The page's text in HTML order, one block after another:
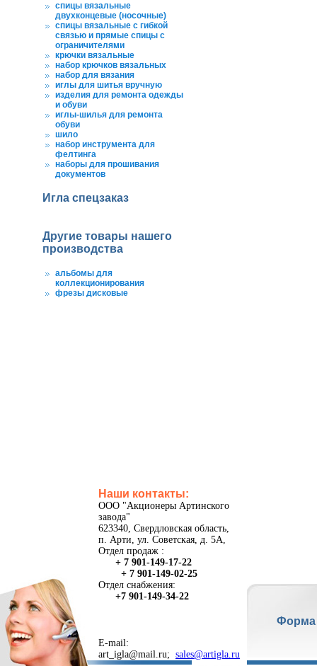
спицы вязальные
двухконцевые (носочные)
спицы вязальные с гибкой
связью и прямые спицы с
ограничителями
крючки вязальные
набор крючков вязальных
набор для вязания
иглы для шитья вручную
изделия для ремонта одежды
и обуви
иглы-шилья для ремонта
обуви
шило
набор инструмента для
фелтинга
наборы для прошивания
документов
Игла спецзаказ
Другие товары нашего
производства
альбомы для
коллекционирования
фрезы дисковые
Наши контакты:
ООО "Акционеры Артинского
завода"
623340, Свердловская область,
п. Арти, ул. Советская, д. 5А,
Отдел продаж :
+ 7 901-149-17-22
+ 7 901-149-02-25
Отдел снабжения:
+7 901-149-34-22
E-mail:
art_igla@mail.ru; sales@artigla.ru
Форма